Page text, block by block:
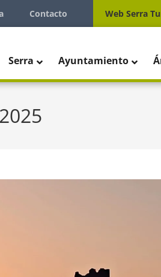
Contacto Web Serra
Serra Ayuntamiento